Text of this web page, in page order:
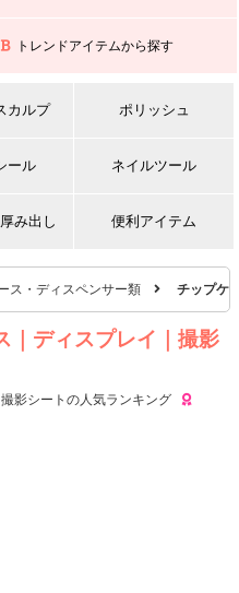
トレンドアイテムから探す
カルプ ポリッシュ
ール ネイルツール
み出し 便利アイテム
ス・ディスペンサー類 チップケ
｜ディスプレイ｜撮影
影シートの人気ランキング